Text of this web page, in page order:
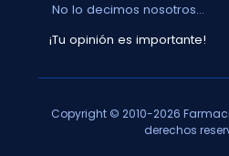
No lo decimos nosotros...
¡Tu opinión es importante!
Copyright © 2010-2026
derechos